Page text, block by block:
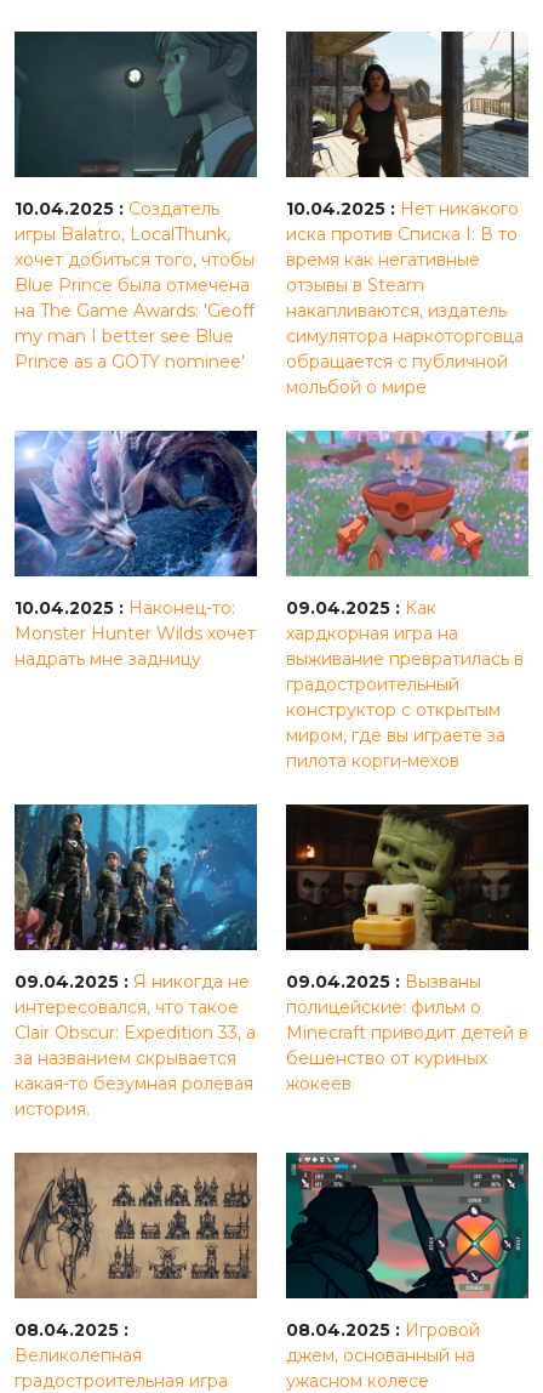
10.04.2025 : Создатель
игры Balatro, LocalThunk,
хочет добиться того, чтобы
Blue Prince была отмечена
на The Game Awards: 'Geoff
my man I better see Blue
Prince as a GOTY nominee'
10.04.2025 : Нет никакого
иска против Списка I: В то
время как негативные
отзывы в Steam
накапливаются, издатель
симулятора наркоторговца
обращается с публичной
мольбой о мире
10.04.2025 : Наконец-то:
Monster Hunter Wilds хочет
надрать мне задницу
09.04.2025 : Как
хардкорная игра на
выживание превратилась в
градостроительный
конструктор с открытым
миром, где вы играете за
пилота корги-мехов
09.04.2025 : Я никогда не
интересовался, что такое
Clair Obscur: Expedition 33, а
за названием скрывается
какая-то безумная ролевая
история.
09.04.2025 : Вызваны
полицейские: фильм о
Minecraft приводит детей в
бешенство от куриных
жокеев
08.04.2025 :
Великолепная
градостроительная игра
08.04.2025 : Игровой
джем, основанный на
ужасном колесе